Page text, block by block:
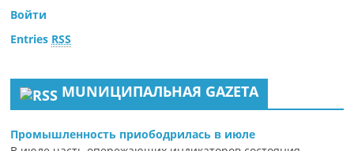
Войти
Entries RSS
MUNИЦИПАЛЬНАЯ GAZЕТА
Промышленность приободрилась в июле